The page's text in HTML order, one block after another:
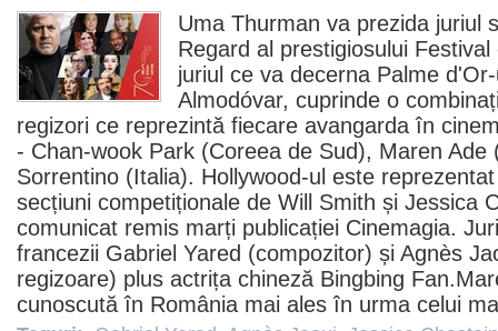
Uma Thurman va prezida juriul
Regard al prestigiosului
juriul ce va decerna Palme
Almodóvar, cuprinde o
regizori ce reprezintă fiecare avangarda în
- Chan-wook Park (Coreea de Sud), Maren Ade
Sorrentino (Italia). Hollywood-ul este
secțiuni competiționale de Will Smith și Jessica
comunicat remis marți publicației Cinemagia.
francezii Gabriel Yared (compozitor) și Agnès
regizoare) plus actrița chineză Bingbing Fan
cunoscută în România mai ales în urma celui